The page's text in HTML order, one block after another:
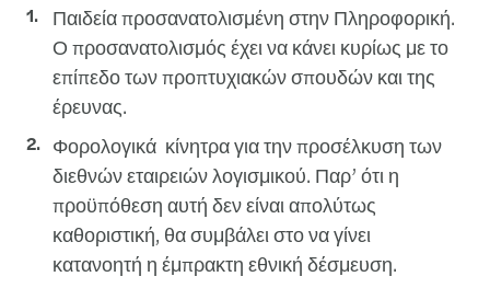
Παιδεία προσανατολισμένη στην Πληροφορική.
Ο προσανατολισμός έχει να κάνει κυρίως με το
επίπεδο των προπτυχιακών σπουδών και της
έρευνας.
Φορολογικά κίνητρα για την προσέλκυση των
διεθνών εταιρειών λογισμικού. Παρ’ ότι η
προϋπόθεση αυτή δεν είναι απολύτως
καθοριστική, θα συμβάλει στο να γίνει
κατανοητή η έμπρακτη εθνική δέσμευση.